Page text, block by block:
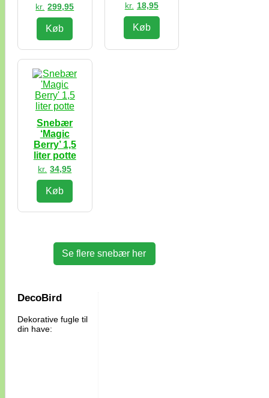
kr. 299,95
Køb
kr. 18,95
Køb
Snebær
‘Magic
Berry’ 1,5
liter potte
kr. 34,95
Køb
Se flere snebær her
DecoBird
Dekorative fugle til
din have: